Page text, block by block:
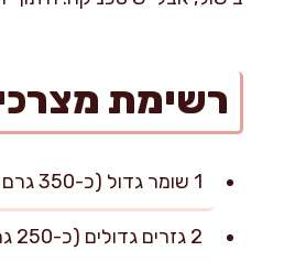
רשימת
1 שומר גדול (כ-350 גרם נטו), כולל מעט מהעלים הירוקים
2 גזרים גדולים (כ-250 גרם)